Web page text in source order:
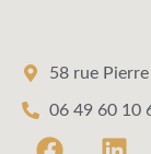
58 rue
06 49 60 10